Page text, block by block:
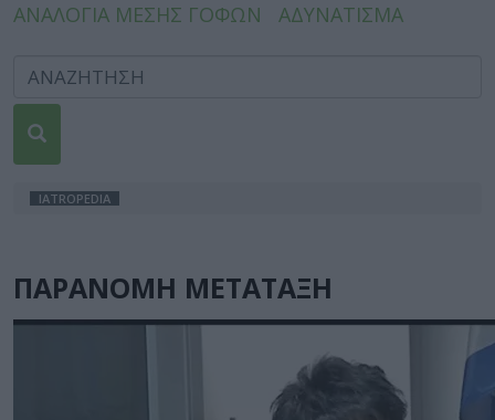
ΑΝΑΛΟΓΙΑ ΜΕΣΗΣ ΓΟΦΩΝ
ΑΔΥΝΑΤΙΣΜΑ
IATROPEDIA
ΠΑΡΑΝΟΜΗ ΜΕΤΑΤΑΞΗ